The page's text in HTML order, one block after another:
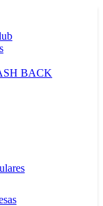
BACK